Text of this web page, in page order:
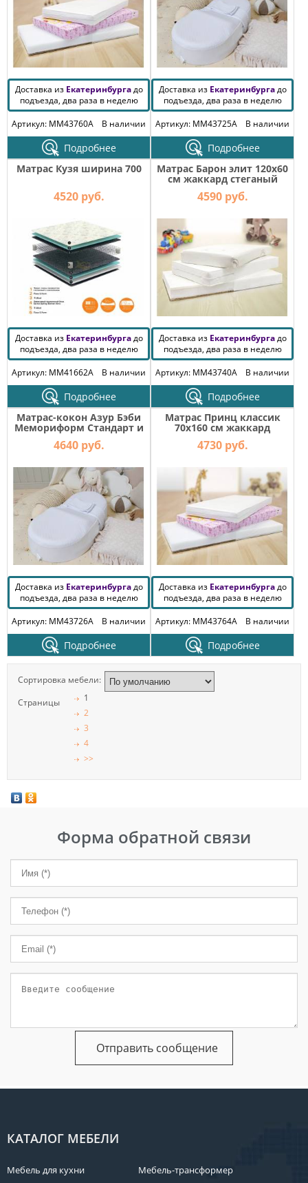
Доставка из Екатеринбургадо
подъезда, два раза в неделю
Артикул: MM43760A
В наличии
Подробнее
Доставка из Екатеринбургадо
подъезда, два раза в неделю
Артикул: MM43725A
В наличии
Подробнее
Матрас Кузя ширина 700
4520 руб.
Доставка из Екатеринбургадо
подъезда, два раза в неделю
Артикул: MM41662A
В наличии
Подробнее
Матрас Барон элит 120х60
см жаккард стеганый
4590 руб.
Доставка из Екатеринбургадо
подъезда, два раза в неделю
Артикул: MM43740A
В наличии
Подробнее
Матрас-кокон Азур Бэби
Мемориформ Стандарт и
доп чехол
4640 руб.
Доставка из Екатеринбургадо
подъезда, два раза в неделю
Артикул: MM43726A
В наличии
Подробнее
Матрас Принц классик
70х160 см жаккард
4730 руб.
Доставка из Екатеринбургадо
подъезда, два раза в неделю
Артикул: MM43764A
В наличии
Подробнее
Сортировка мебели:
Страницы
1
2
3
4
>>
Форма обратной связи
КАТАЛОГ МЕБЕЛИ
Мебель для кухни
Мебель-трансформер